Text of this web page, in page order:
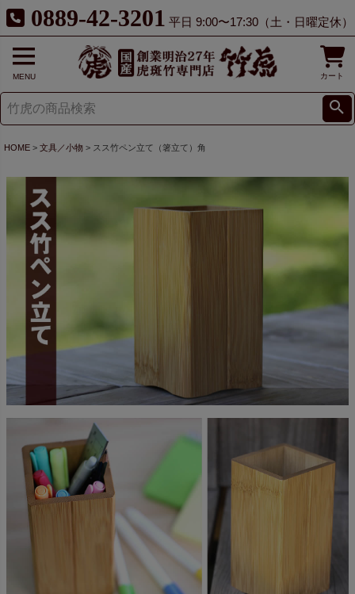
0889-42-3201 平日 9:00〜17:30（土・日曜定休）
MENU カート
HOME 文具／小物 スス竹ペン立て（箸立て）角